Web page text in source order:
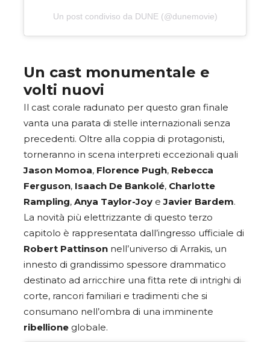
Un post condiviso da DUNE (@dunemovie)
Un cast monumentale e
volti nuovi
Il cast corale radunato per questo gran finale
vanta una parata di stelle internazionali senza
precedenti. Oltre alla coppia di protagonisti,
torneranno in scena interpreti eccezionali quali
Jason Momoa, Florence Pugh, Rebecca
Ferguson, Isaach De Bankolé, Charlotte
Rampling, Anya Taylor-Joy eJavier Bardem.
La novità più elettrizzante di questo terzo
capitolo è rappresentata dall’ingresso ufficiale di
Robert Pattinson nell’universo di Arrakis, un
innesto di grandissimo spessore drammatico
destinato ad arricchire una fitta rete di intrighi di
corte, rancori familiari e tradimenti che si
consumano nell’ombra di una imminente
ribellione globale.